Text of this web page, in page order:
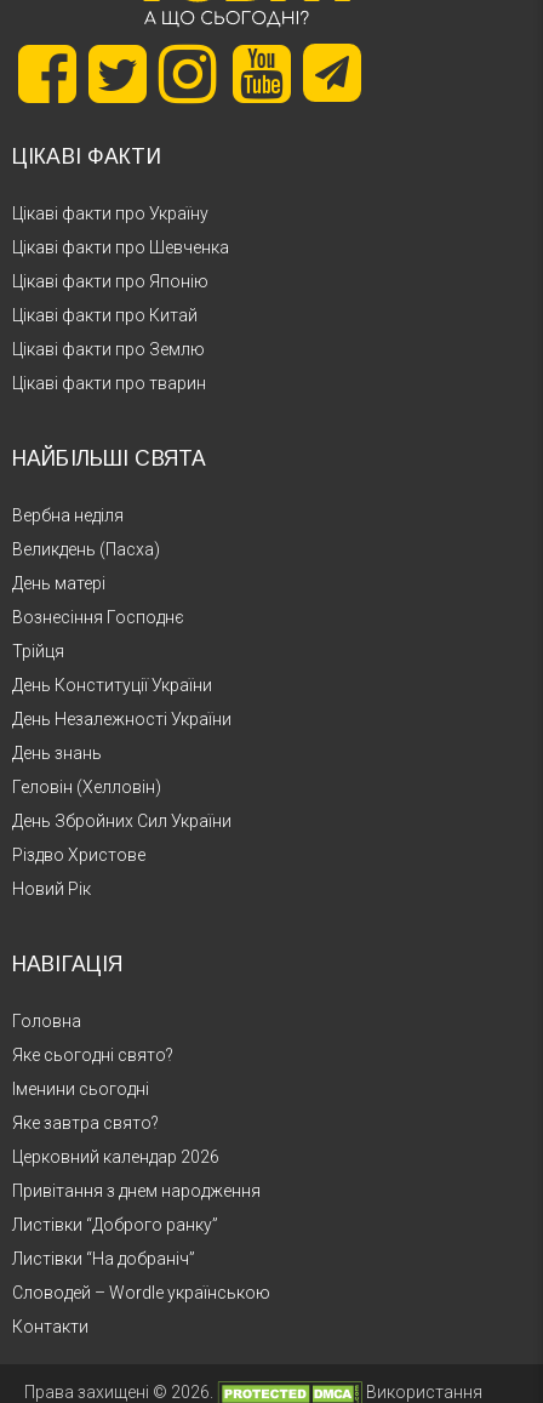
ЦІКАВІ ФАКТИ
Цікаві факти про Україну
Цікаві факти про Шевченка
Цікаві факти про Японію
Цікаві факти про Китай
Цікаві факти про Землю
Цікаві факти про тварин
НАЙБІЛЬШІ СВЯТА
Вербна неділя
Великдень (Пасха)
День матері
Вознесіння Господнє
Трійця
День Конституції України
День Незалежності України
День знань
Геловін (Хелловін)
День Збройних Сил України
Різдво Христове
Новий Рік
НАВІГАЦІЯ
Головна
Яке сьогодні свято?
Іменини сьогодні
Яке завтра свято?
Церковний календар 2026
Привітання з днем народження
Листівки “Доброго ранку”
Листівки “На добраніч”
Словодей – Wordle українською
Контакти
Права захищені © 2026. Використання